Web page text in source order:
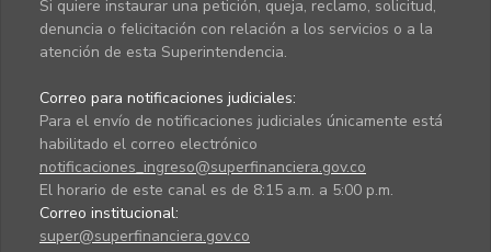
Si quiere instaurar una petición, queja, reclamo, solicitud,
denuncia o felicitación con relación a los servicios o a la
atención de esta Superintendencia.
Correo para notificaciones judiciales:
Para el envío de notificaciones judiciales únicamente está
habilitado el correo electrónico
notificaciones_ingreso@superfinanciera.gov.co
El horario de este canal es de 8:15 a.m. a 5:00 p.m.
Correo institucional:
super@superfinanciera.gov.co